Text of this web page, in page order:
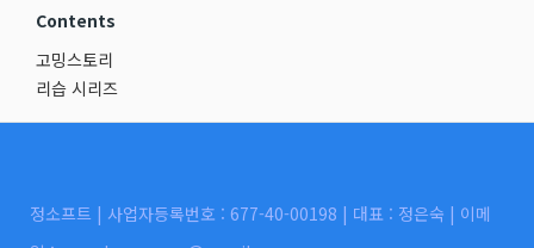
Contents
고밍스토리
리습 시리즈
정소프트 | 사업자등록번호 : 677-40-00198 | 대표 : 정은숙 | 이메